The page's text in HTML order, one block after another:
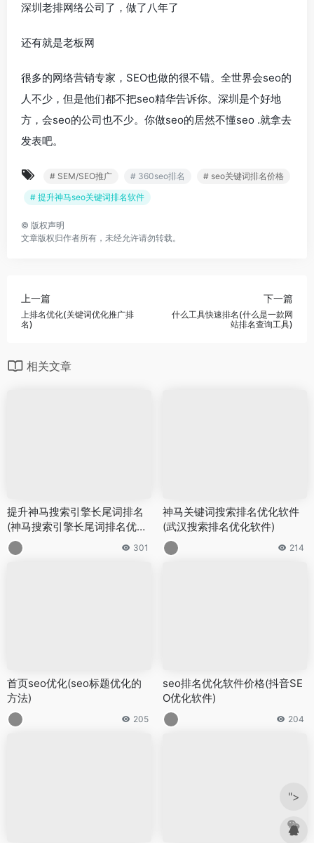
深圳老排网络公司了，做了八年了
还有就是老板网
很多的网络营销专家，SEO也做的很不错。全世界会seo的
人不少，但是他们都不把seo精华告诉你。深圳是个好地
方，会seo的公司也不少。你做seo的居然不懂seo .就拿去
发表吧。
# SEM/SEO推广 # 360seo排名
# seo关键词排名价格
# 提升神马seo关键词排名软件
© 版权声明
文章版权归作者所有，未经允许请勿转载。
上一篇
上排名优化(关键词优化推广排
名)
下一篇
什么工具快速排名(什么是一款网
站排名查询工具)
相关文章
提升神马搜索引擎长尾词排名
(神马搜索引擎长尾词排名优化
软)
301
神马关键词搜索排名优化软件
(武汉搜索排名优化软件)
214
首页seo优化(seo标题优化的
方法)
205
seo排名优化软件价格(抖音SE
O优化软件)
204
">